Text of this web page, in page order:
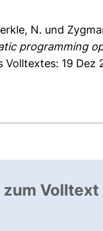
N. und
programming
19 Dez
Volltext